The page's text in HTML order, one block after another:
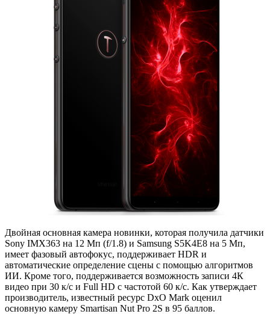
Двойная основная камера новинки, которая получила датчики
Sony IMX363 на 12 Мп (f/1.8) и Samsung S5K4E8 на 5 Мп,
имеет фазовый автофокус, поддерживает HDR и
автоматические определение сцены с помощью алгоритмов
ИИ. Кроме того, поддерживается возможность записи 4К
видео при 30 к/с и Full HD с частотой 60 к/с. Как утверждает
производитель, известный ресурс DxO Mark оценил
основную камеру Smartisan Nut Pro 2S в 95 баллов.